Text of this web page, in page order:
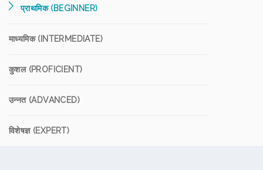
प्राथमिक (BEGINNER)
माध्यमिक (INTERMEDIATE)
कुशल (PROFICIENT)
उन्नत (ADVANCED)
विशेषज्ञ (EXPERT)